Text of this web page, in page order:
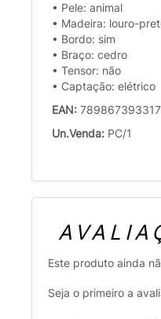
• Pele: animal
• Madeira: louro-
• Bordo: sim
• Braço: cedro
• Tensor: não
• Captação: elétrico
EAN:
Un.Venda: PC/1
Este produto ainda
Seja o primeiro a